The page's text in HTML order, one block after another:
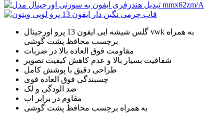
گلس شیشه ایی ایفون 13 پرو اورجینال vwk به همراه
برچسب محافظ پشت گوشی
مقاومت فوق العاده بالا در ضربات
شفافیت بسیار بالا و عدم کاهش کیفیت تصویر
طراحی دقیق با پوشش کامل
چسبندگی فوق العاده قوی
ضد الودگی و لک
مقاوم در برابر اب
به همراه برچسب محافظ پشت گوشی